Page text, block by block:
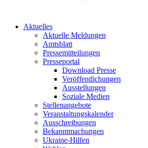
Aktuelles
Aktuelle Meldungen
Amtsblatt
Pressemitteilungen
Presseportal
Download Presse
Veröffentlichungen
Ausstellungen
Soziale Medien
Stellenangebote
Veranstaltungskalender
Ausschreibungen
Bekanntmachungen
Ukraine-Hilfen